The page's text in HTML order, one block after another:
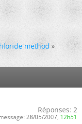
method »
Réponses: 2
28/05/2007, 12h51